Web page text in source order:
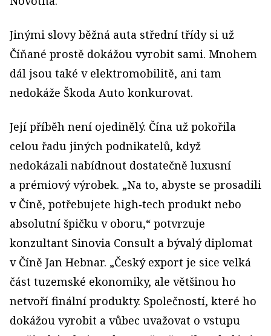
Jinými slovy běžná auta střední třídy si už
Číňané prostě dokážou vyrobit sami. Mnohem
dál jsou také v elektromobilitě, ani tam
nedokáže Škoda Auto konkurovat.
Její příběh není ojedinělý. Čína už pokořila
celou řadu jiných podnikatelů, když
nedokázali nabídnout dostatečně luxusní
a prémiový výrobek. „Na to, abyste se prosadili
v Číně, potřebujete high‑tech produkt nebo
absolutní špičku v oboru,“ potvrzuje
konzultant Sinovia Consult a bývalý diplomat
v Číně Jan Hebnar. „Český export je sice velká
část tuzemské ekonomiky, ale většinou ho
netvoří finální produkty. Společností, které ho
dokážou vyrobit a vůbec uvažovat o vstupu